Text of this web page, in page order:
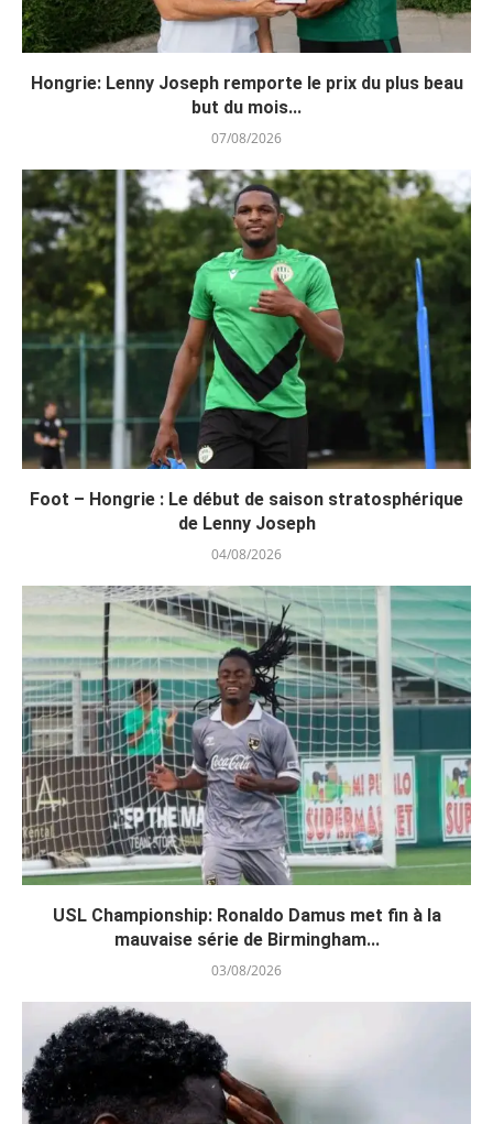
Hongrie: Lenny Joseph remporte le prix du plus beau
but du mois...
07/08/2026
Foot – Hongrie : Le début de saison stratosphérique
de Lenny Joseph
04/08/2026
USL Championship: Ronaldo Damus met fin à la
mauvaise série de Birmingham...
03/08/2026